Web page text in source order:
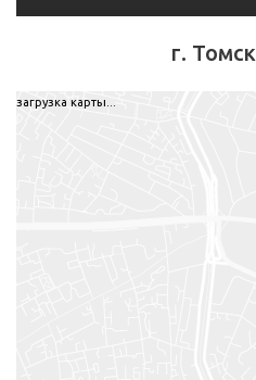
г. Томск
загрузка карты...